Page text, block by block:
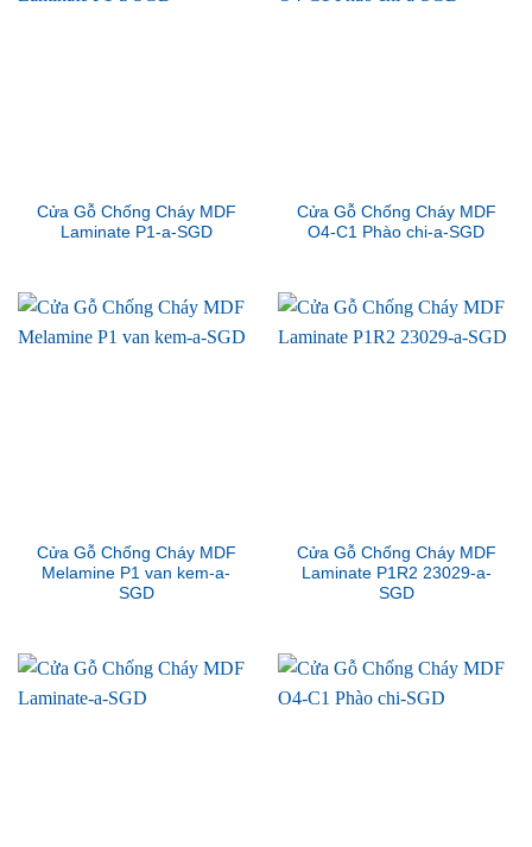
Cửa Gỗ Chống Cháy MDF
Laminate P1-a-SGD
Cửa Gỗ Chống Cháy MDF
O4-C1 Phào chi-a-SGD
Cửa Gỗ Chống Cháy MDF
Melamine P1 van kem-a-
SGD
Cửa Gỗ Chống Cháy MDF
Laminate P1R2 23029-a-
SGD